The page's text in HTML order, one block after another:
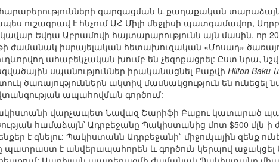
զարգացման և քաղաքական
ուշագրավ է հնչում ԱՀ Միլի մեջլիսի պատգամավոր,
Եվդա Աբրամովի հայտարարությունն այն մասին, որ
ժամանակ իսրայելական հետախուզական «Մոսադ»
ահաբեկչական խումբ են չեզոքացրել: Ըստ նրա,
սպանություններ իրականացնել Բաքվի Hilton Baku
ծառայություններն ակտիվ մասնակցություն են
ապահովման գործում:
վարչապետ Նավազ Շարիֆի Բաքու կատարած
համաձայն՝ Ադրբեջանը Պակիստանից մոտ $500 մլն-
է գնելու: Պակիստանն Ադրբեջանի` միջուկային զենք
պատրաստ է անվերապահորեն և գործուն կերպով